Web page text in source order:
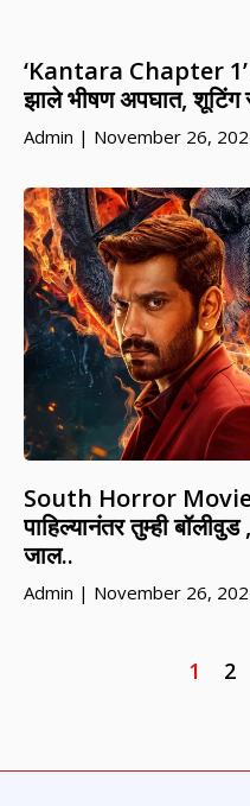
‘Kantara Chapter 1’ :
झाले भीषण अपघात, शूटिंग
Admin November 26,
South Horror Movie :
पाहिल्यानंतर तुम्ही
जाल..
Admin November 26,
1 2